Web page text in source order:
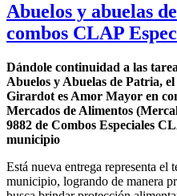
Abuelos y abuelas
combos CLAP
Dándole continuidad a las
Abuelos y Abuelas de Patria,
Girardot es Amor Mayor en
Mercados de Alimentos
9882 de Combos Especiales
municipio
Está nueva entrega representa
municipio, logrando de manera